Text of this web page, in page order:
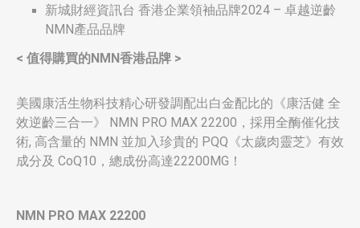
新城財經資訊台 香港企業領袖品牌2024 – 卓越逆齡
NMN產品品牌
< 值得購買的NMN香港品牌 >
美國康活生物科技精心研發調配出白金配比的《康活健 全
效逆齡三合一》 NMN PRO MAX 22200，採用全酶催化技
術, 高含量的 NMN 並加入珍貴的 PQQ《太歲肉靈芝》有效
成分及 CoQ10，總成份高達22200MG！
NMN PRO MAX 22200